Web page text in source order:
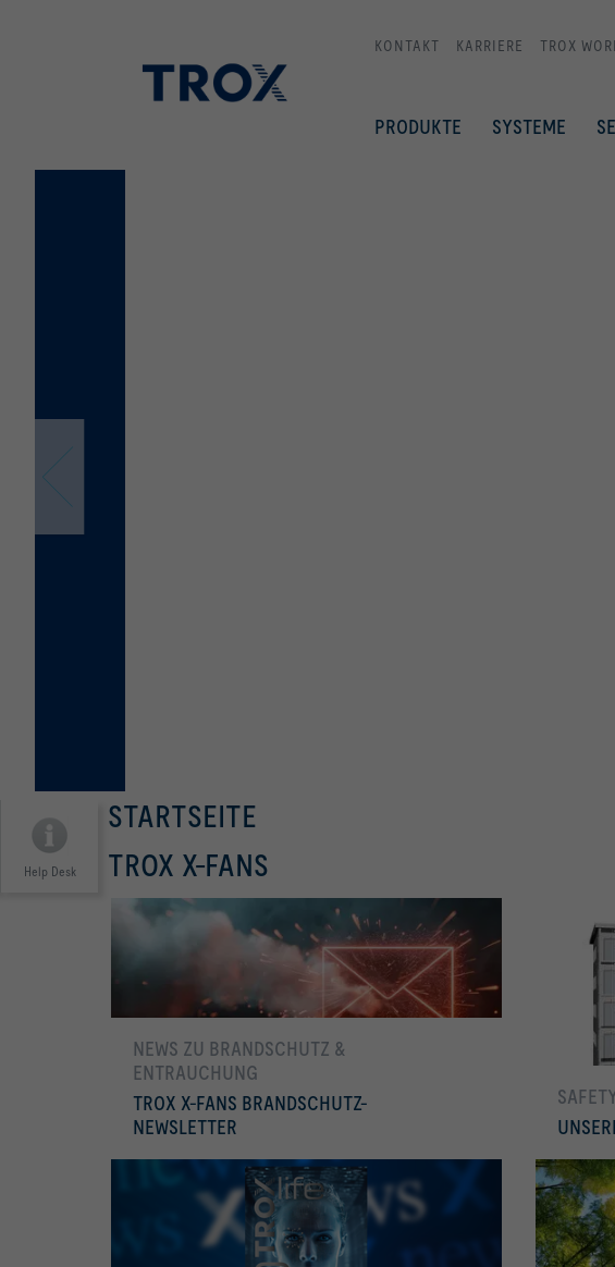
KONTAKT KARRIERE TROX
PRODUKTE SYSTEME
Help Desk
STARTSEITE
TROX X-FANS
NEWS ZU BRANDSCHUTZ &
ENTRAUCHUNG
TROX X-FANS BRANDSCHUTZ-
NEWSLETTER
mehr erfahren